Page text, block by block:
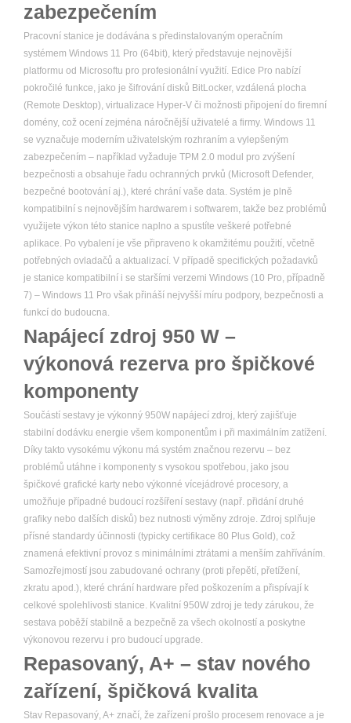
zabezpečením
Pracovní stanice je dodávána s předinstalovaným operačním
systémem Windows 11 Pro (64bit), který představuje nejnovější
platformu od Microsoftu pro profesionální využití. Edice Pro nabízí
pokročilé funkce, jako je šifrování disků BitLocker, vzdálená plocha
(Remote Desktop), virtualizace Hyper-V či možnosti připojení do firemní
domény, což ocení zejména náročnější uživatelé a firmy. Windows 11
se vyznačuje moderním uživatelským rozhraním a vylepšeným
zabezpečením – například vyžaduje TPM 2.0 modul pro zvýšení
bezpečnosti a obsahuje řadu ochranných prvků (Microsoft Defender,
bezpečné bootování aj.), které chrání vaše data. Systém je plně
kompatibilní s nejnovějším hardwarem i softwarem, takže bez problémů
využijete výkon této stanice naplno a spustíte veškeré potřebné
aplikace. Po vybalení je vše připraveno k okamžitému použití, včetně
potřebných ovladačů a aktualizací. V případě specifických požadavků
je stanice kompatibilní i se staršími verzemi Windows (10 Pro, případně
7) – Windows 11 Pro však přináší nejvyšší míru podpory, bezpečnosti a
funkcí do budoucna.
Napájecí zdroj 950 W –
výkonová rezerva pro špičkové
komponenty
Součástí sestavy je výkonný 950W napájecí zdroj, který zajišťuje
stabilní dodávku energie všem komponentům i při maximálním zatížení.
Díky takto vysokému výkonu má systém značnou rezervu – bez
problémů utáhne i komponenty s vysokou spotřebou, jako jsou
špičkové grafické karty nebo výkonné vícejádrové procesory, a
umožňuje případné budoucí rozšíření sestavy (např. přidání druhé
grafiky nebo dalších disků) bez nutnosti výměny zdroje. Zdroj splňuje
přísné standardy účinnosti (typicky certifikace 80 Plus Gold), což
znamená efektivní provoz s minimálními ztrátami a menším zahříváním.
Samozřejmostí jsou zabudované ochrany (proti přepětí, přetížení,
zkratu apod.), které chrání hardware před poškozením a přispívají k
celkové spolehlivosti stanice. Kvalitní 950W zdroj je tedy zárukou, že
sestava poběží stabilně a bezpečně za všech okolností a poskytne
výkonovou rezervu i pro budoucí upgrade.
Repasovaný, A+ – stav nového
zařízení, špičková kvalita
Stav Repasovaný, A+ značí, že zařízení prošlo procesem renovace a je